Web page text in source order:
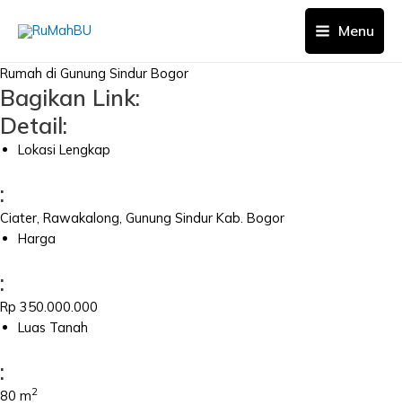
Menu
Rumah di Gunung Sindur Bogor
Bagikan Link:
Detail:
Lokasi Lengkap
:
Ciater, Rawakalong, Gunung Sindur Kab. Bogor
Harga
:
Rp 350.000.000
Luas Tanah
:
80 m2